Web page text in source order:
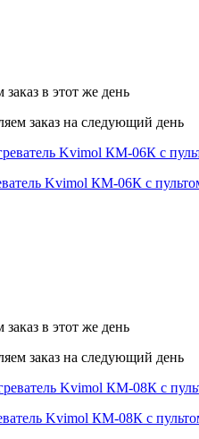
заказ в этот же день
заказ на следующий день
Kvimol КМ-06К с
заказ в этот же день
заказ на следующий день
Kvimol КМ-08К с